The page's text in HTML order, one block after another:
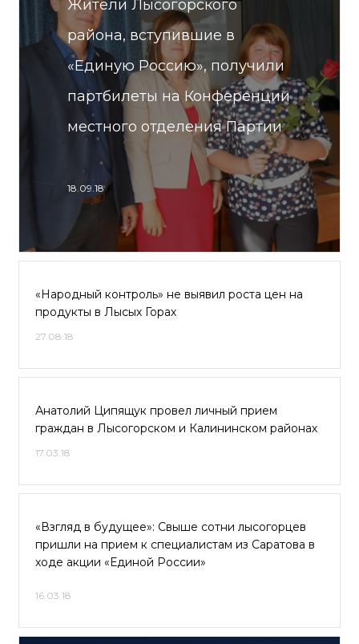
Жители Лысогорского
района, вступившие в
«Единую Россию», получили
партбилеты на Конференции
местного отделения Партии
18.09.18
«Народный контроль» не выявил роста цен на
продукты в Лысых Горах
27.08.18
Анатолий Ципящук провел личный прием
граждан в Лысогорском и Калининском районах
17.03.18
«Взгляд в будущее»: Свыше сотни лысогорцев
пришли на прием к специалистам из Саратова в
ходе акции «Единой России»
16.03.18